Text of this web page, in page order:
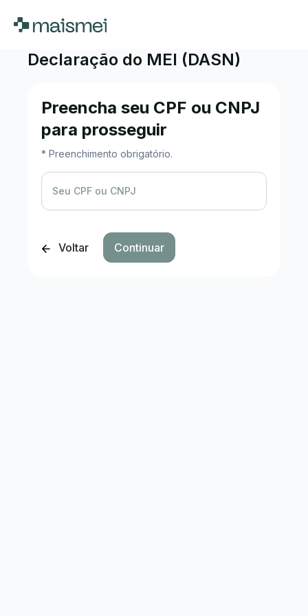
Declaração do MEI (DASN)
Preencha seu CPF ou CNPJ
para prosseguir
* Preenchimento obrigatório.
Seu CPF ou CNPJ
Voltar Continuar